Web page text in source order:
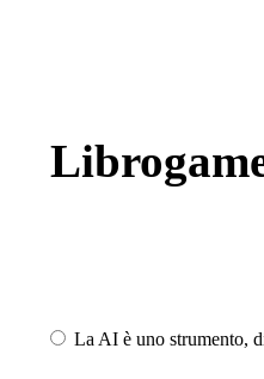
La AI è uno strumento,